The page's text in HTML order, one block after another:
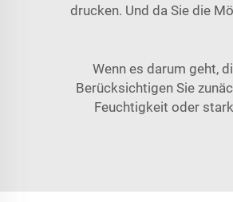
drucken. Und da Sie die
Wenn es darum geht,
Berücksichtigen Sie
Feuchtigkeit oder